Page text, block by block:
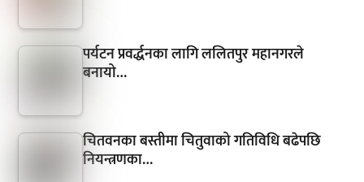
पर्यटन प्रवर्द्धनका लागि ललितपुर महानगरले
बनायो…
चितवनका बस्तीमा चितुवाको गतिविधि बढेपछि
नियन्त्रणका…